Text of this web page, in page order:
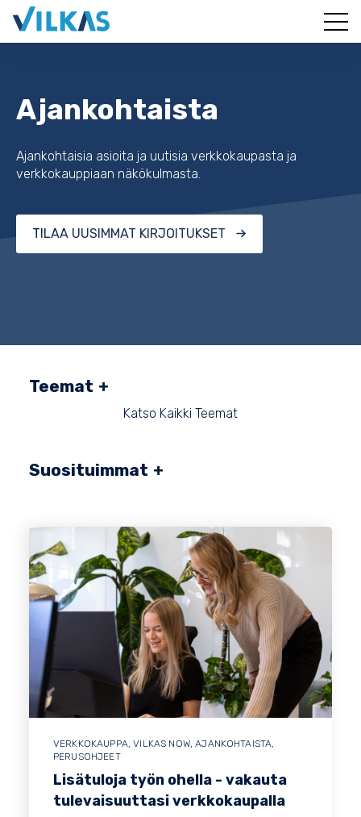
Ajankohtaista
Ajankohtaisia asioita ja uutisia verkkokaupasta ja
verkkokauppiaan näkökulmasta.
TILAA UUSIMMAT KIRJOITUKSET
VERKKOKAUPPA ,VILKAS NOW,AJANKOHTAISTA
PERUSOHJEET
Lisätuloja työn ohella - vakauta
tulevaisuuttasi verkkokaupalla
Teemat
Katso Kaikki Teemat
Suosituimmat